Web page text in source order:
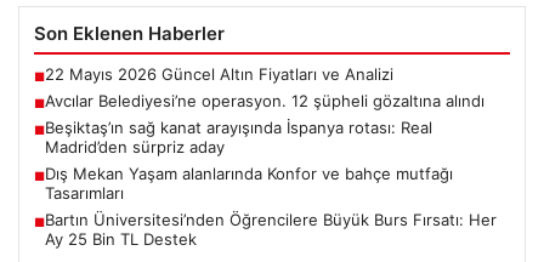
Son Eklenen Haberler
■22 Mayıs 2026 Güncel Altın Fiyatları ve Analizi
■Avcılar Belediyesi’ne operasyon. 12 şüpheli gözaltına alındı
■Beşiktaş’ın sağ kanat arayışında İspanya rotası: Real
Madrid’den sürpriz aday
■Dış Mekan Yaşam alanlarında Konfor ve bahçe mutfağı
Tasarımları
■Bartın Üniversitesi’nden Öğrencilere Büyük Burs Fırsatı: Her
Ay 25 Bin TL Destek